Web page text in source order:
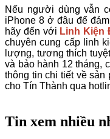
Nếu người dùng vẫn
iPhone 8 ở đâu để
hãy đến với Linh Kiện
chuyên cung cấp linh
lượng, tương thích
và bảo hành 12 tháng,
thông tin chi tiết về sản
cho Tín Thành qua
Tin xem nhiều